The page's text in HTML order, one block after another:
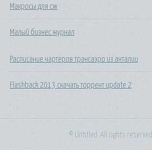
Макросы для cw
Малый бизнес журнал
Расписание чартеров трансаэро из анталии
Flashback 2013 скачать торрент update 2
© Untitled. All rights reserved.